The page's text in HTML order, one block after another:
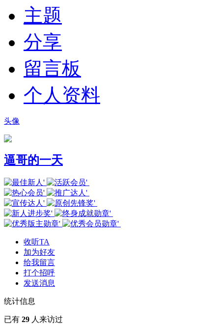
主题
分享
留言板
个人资料
头像
逼哥的一天
收听TA
加为好友
给我留言
打个招呼
发送消息
统计信息
已有 29 人来访过